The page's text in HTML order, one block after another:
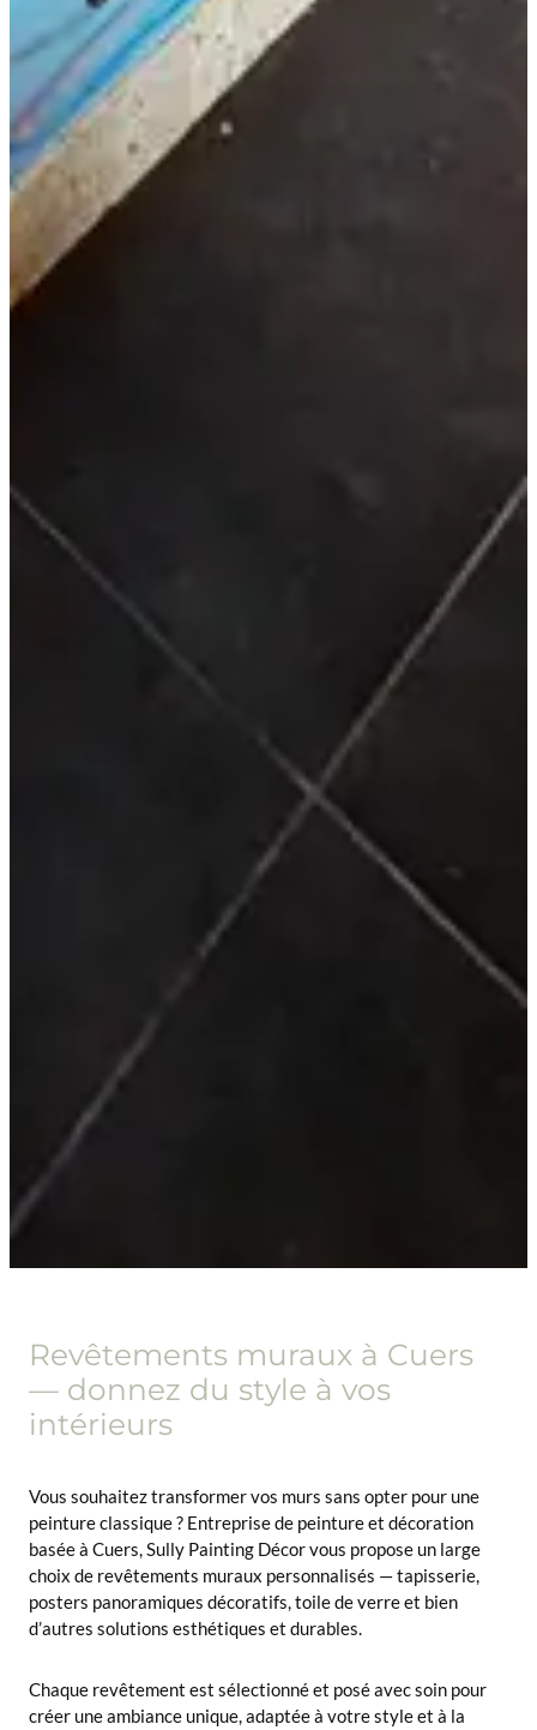
Revêtements muraux à Cuers
— donnez du style à vos
intérieurs
Vous souhaitez transformer vos murs sans opter pour une
peinture classique ? Entreprise de peinture et décoration
basée à Cuers, Sully Painting Décor vous propose un large
choix de revêtements muraux personnalisés — tapisserie,
posters panoramiques décoratifs, toile de verre et bien
d’autres solutions esthétiques et durables.
Chaque revêtement est sélectionné et posé avec soin pour
créer une ambiance unique, adaptée à votre style et à la